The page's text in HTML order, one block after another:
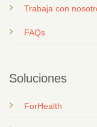
Trabaja con
FAQs
Soluciones
ForHealth